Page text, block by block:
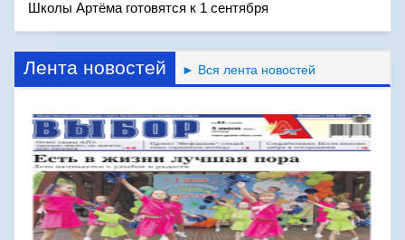
Школы Артёма готовятся к 1 сентября
Лента новостей ► Вся лента новостей